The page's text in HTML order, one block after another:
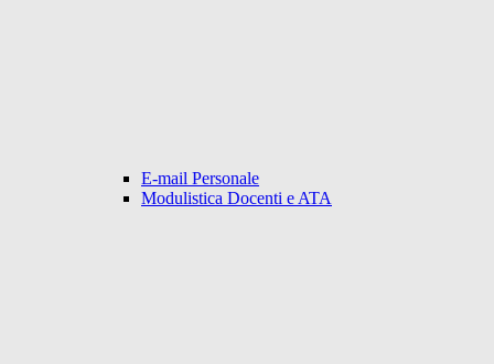
E-mail Personale
Modulistica Docenti e ATA